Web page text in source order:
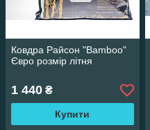
Ковдра Райсон "Bamboo"
Євро розмір літня
1 440 ₴
Купити